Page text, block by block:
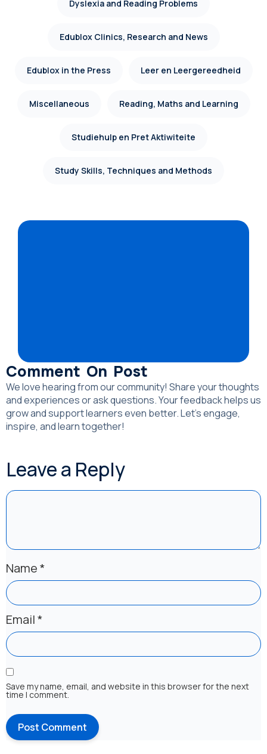
Dyslexia and Reading Problems
Edublox Clinics, Research and News
Edublox in the Press Leer en Leergereedheid
Miscellaneous Reading, Maths and Learning
Studiehulp en Pret Aktiwiteite
Study Skills, Techniques and Methods
Comment On Post
We love hearing from our community! Share your thoughts
and experiences or ask questions. Your feedback helps us
grow and support learners even better. Let’s engage,
inspire, and learn together!
Leave a Reply
Name*
Email*
Save my name, email, and website in this browser for the next
time I comment.